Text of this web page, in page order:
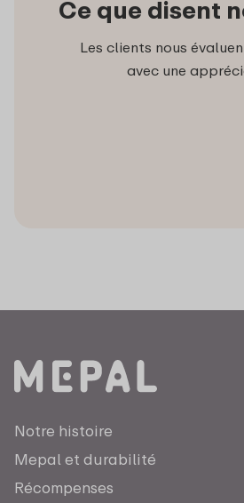
Ce que disent
Les clients nous
avec une
Notre histoire
Mepal et durabilité
Récompenses